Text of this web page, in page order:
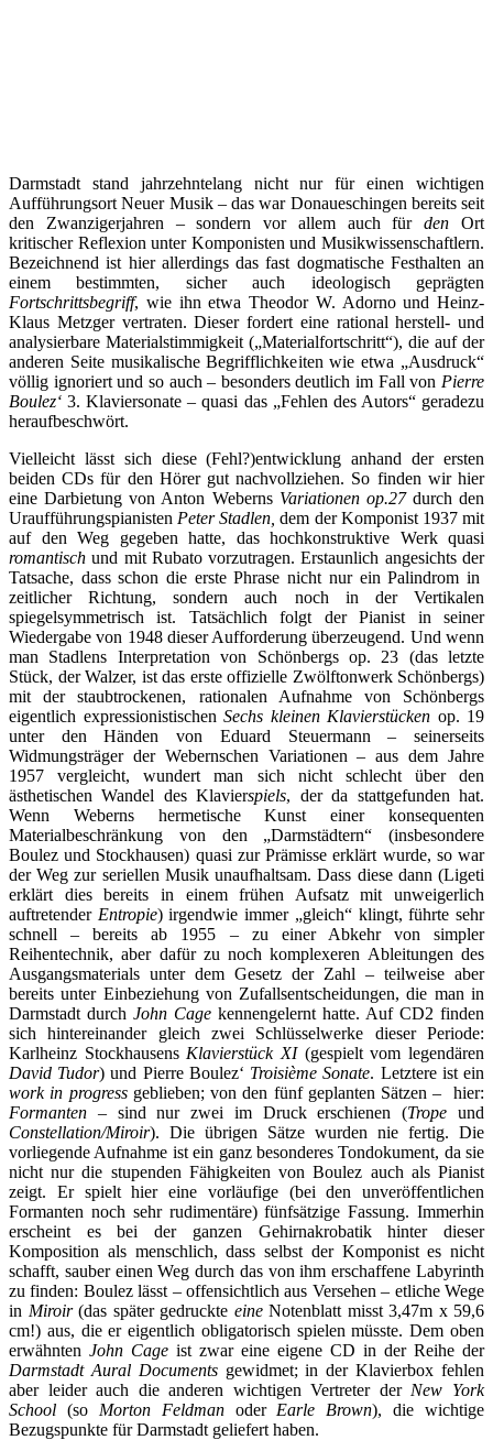
Darmstadt stand jahrzehntelang nicht nur für einen wichtigen
Aufführungsort Neuer Musik – das war Donaueschingen bereits seit
den Zwanzigerjahren – sondern vor allem auch fürden Ort
kritischer Reflexion unter Komponisten und Musikwissenschaftlern.
Bezeichnend ist hier allerdings das fast dogmatische Festhalten an
einem bestimmten, sicher auch ideologisch geprägten
Fortschrittsbegriff, wie ihn etwa Theodor W. Adorno und Heinz-
Klaus Metzger vertraten. Dieser fordert eine rational herstell- und
analysierbare Materialstimmigkeit („Materialfortschritt“), die auf der
anderen Seite musikalische Begrifflichkeiten wie etwa „Ausdruck“
völlig ignoriert und so auch – besonders deutlich im Fall von Pierre
Boulez‘3. Klaviersonate – quasi das „Fehlen des Autors“ geradezu
heraufbeschwört.
Vielleicht lässt sich diese (Fehl?)entwicklung anhand der ersten
beiden CDs für den Hörer gut nachvollziehen. So finden wir hier
eine Darbietung von Anton Weberns Variationen op.27 durch den
Uraufführungspianisten Peter Stadlen,dem der Komponist 1937 mit
auf den Weg gegeben hatte, das hochkonstruktive Werk quasi
romantisch und mit Rubato vorzutragen. Erstaunlich angesichts der
Tatsache, dass schon die erste Phrase nicht nur ein Palindrom in
zeitlicher Richtung, sondern auch noch in der Vertikalen
spiegelsymmetrisch ist. Tatsächlich folgt der Pianist in seiner
Wiedergabe von 1948 dieser Aufforderung überzeugend. Und wenn
man Stadlens Interpretation von Schönbergs op. 23 (das letzte
Stück, der Walzer, ist das erste offizielle Zwölftonwerk Schönbergs)
mit der staubtrockenen, rationalen Aufnahme von Schönbergs
eigentlich expressionistischen Sechs kleinen Klavierstücken op. 19
unter den Händen von Eduard Steuermann – seinerseits
Widmungsträger der Webernschen Variationen – aus dem Jahre
1957 vergleicht, wundert man sich nicht schlecht über den
ästhetischen Wandel des Klavierspiels, der da stattgefunden hat.
Wenn Weberns hermetische Kunst einer konsequenten
Materialbeschränkung von den „Darmstädtern“ (insbesondere
Boulez und Stockhausen) quasi zur Prämisse erklärt wurde, so war
der Weg zur seriellen Musik unaufhaltsam. Dass diese dann (Ligeti
erklärt dies bereits in einem frühen Aufsatz mit unweigerlich
auftretender Entropie) irgendwie immer „gleich“ klingt, führte sehr
schnell – bereits ab 1955 – zu einer Abkehr von simpler
Reihentechnik, aber dafür zu noch komplexeren Ableitungen des
Ausgangsmaterials unter dem Gesetz der Zahl – teilweise aber
bereits unter Einbeziehung von Zufallsentscheidungen, die man in
Darmstadt durch John Cage kennengelernt hatte. Auf CD2 finden
sich hintereinander gleich zwei Schlüsselwerke dieser Periode:
Karlheinz Stockhausens Klavierstück XI (gespielt vom legendären
David Tudor) und Pierre Boulez‘ Troisième Sonate. Letztere ist ein
work in progress geblieben; von den fünf geplanten Sätzen – hier:
Formanten – sind nur zwei im Druck erschienen (Tropeund
Constellation/Miroir). Die übrigen Sätze wurden nie fertig. Die
vorliegende Aufnahme ist ein ganz besonderes Tondokument, da sie
nicht nur die stupenden Fähigkeiten von Boulez auch als Pianist
zeigt. Er spielt hier eine vorläufige (bei den unveröffentlichen
Formanten noch sehr rudimentäre) fünfsätzige Fassung. Immerhin
erscheint es bei der ganzen Gehirnakrobatik hinter dieser
Komposition als menschlich, dass selbst der Komponist es nicht
schafft, sauber einen Weg durch das von ihm erschaffene Labyrinth
zu finden: Boulez lässt – offensichtlich aus Versehen – etliche Wege
in Miroir (das später gedruckte eine Notenblatt misst 3,47m x 59,6
cm!) aus, die er eigentlich obligatorisch spielen müsste. Dem oben
erwähnten John Cage ist zwar eine eigene CD in der Reihe der
Darmstadt Aural Documentsgewidmet; in der Klavierbox fehlen
aber leider auch die anderen wichtigen Vertreter der New York
School (so Morton Feldman oder Earle Brown), die wichtige
Bezugspunkte für Darmstadt geliefert haben.